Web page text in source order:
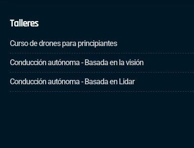
Talleres
Curso de drones para principiantes
Conducción autónoma - Basada en la visión
Conducción autónoma - Basada en Lidar